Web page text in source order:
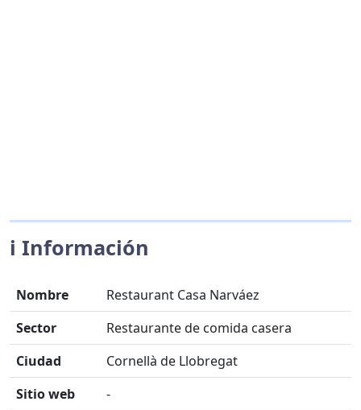
ℹ️ Información
Nombre
Restaurant Casa Narváez
Sector
Restaurante de comida casera
Ciudad
Cornellà de Llobregat
Sitio web
-